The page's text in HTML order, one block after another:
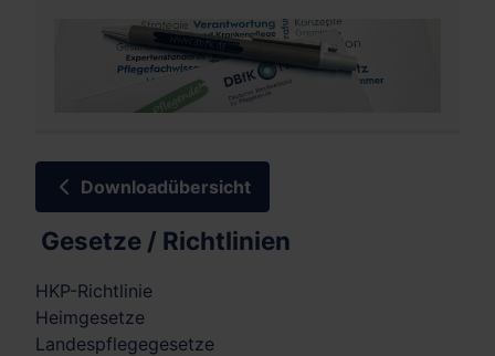
Downloadübersicht
Gesetze / Richtlinien
HKP-Richtlinie
Heimgesetze
Landespflegegesetze